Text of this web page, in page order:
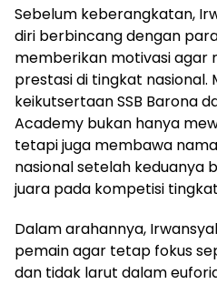
Sebelum keberangkatan,
diri berbincang dengan
memberikan motivasi agar
prestasi di tingkat nasional.
keikutsertaan SSB Barona
Academy bukan hanya
tetapi juga membawa
nasional setelah keduanya
juara pada kompetisi
Dalam arahannya,
pemain agar tetap fokus
dan tidak larut dalam